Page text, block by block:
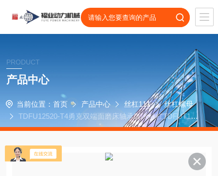
PRODUCT
产品中心
当前位置： 首页 产品中心 丝杠111
丝杠螺母
TDFU12520-T4勇克双端面磨床轴承DTK丝杠TDFUT100
20-T4